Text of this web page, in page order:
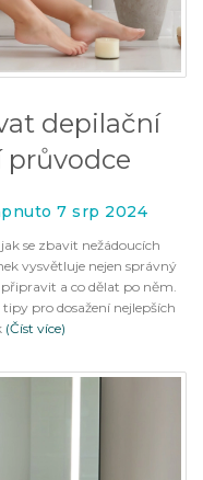
depilační
průvodce
7 srp 2024
se zbavit nežádoucích
vysvětluje nejen správný
a co dělat po něm.
pro dosažení nejlepších
(Číst více)